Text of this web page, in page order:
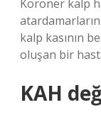
Koroner kalp
kalp kasının
oluşan bir
KAH